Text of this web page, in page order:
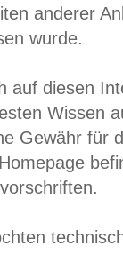
anderer
wurde.
auf diesen
Wissen
Gewähr für